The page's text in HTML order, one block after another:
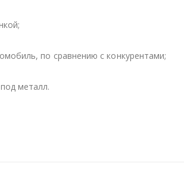
по сравнению с конкурентами;
металл.